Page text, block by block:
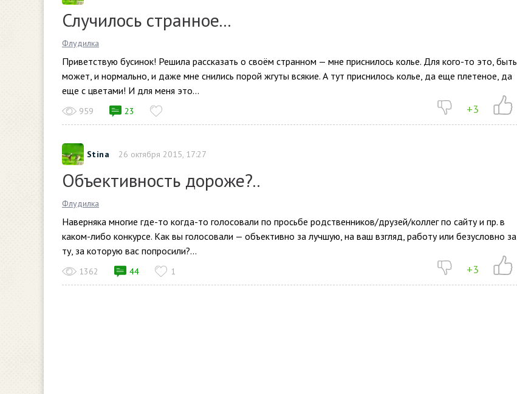
Случилось странное...
Флудилка
Приветствую бусинок! Решила рассказать о своём странном — мне приснилось колье. Для кого-то это, быть
может, и нормально, и даже мне снились порой жгуты всякие. А тут приснилось колье, да еще плетеное, да
еще с цветами! И для меня это...
+3
959 23
Stina 26 октября 2015, 17:27
Объективность дороже?..
Флудилка
Наверняка многие где-то когда-то голосовали по просьбе родственников/друзей/коллег по сайту и пр. в
каком-либо конкурсе. Как вы голосовали — объективно за лучшую, на ваш взгляд, работу или безусловно за
ту, за которую вас попросили?...
+3
1362 44 1